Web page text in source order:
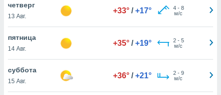
cookie
в
ВЫ
четверг
13 Авг.
+33° / +17° 4- 8
м/с
пятница
14 Авг.
+35° / +19° 2- 5
м/с
суббота
15 Авг.
+36° / +21° 2- 9
м/с